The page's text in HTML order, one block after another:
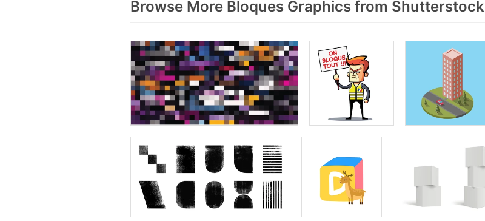
Browse More Bloques Graphics from Shutterstock